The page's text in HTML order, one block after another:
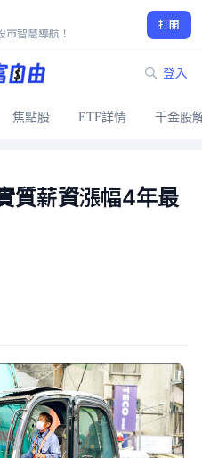
市智慧導航！
打開
登入
焦點股 ETF詳情 千金股
質薪資漲幅4年最